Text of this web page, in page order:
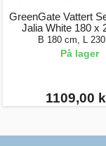
GreenGate Vattert
Jalia White 180 x
B 180 cm, L
På lager
1109,00